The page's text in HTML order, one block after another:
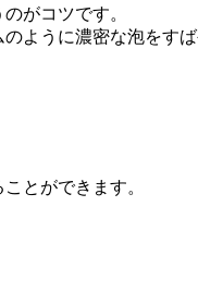
がコツです。
ように濃密な泡をす
とができます。